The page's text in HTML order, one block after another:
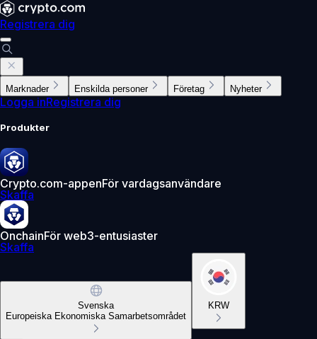
Registrera dig
Marknader Enskilda personer Företag Nyheter
Logga inRegistrera dig
Produkter
Crypto.com-appenFör vardagsanvändare
Skaffa
OnchainFör web3-entusiaster
Skaffa
Svenska
Europeiska Ekonomiska Samarbetsområdet
KRW